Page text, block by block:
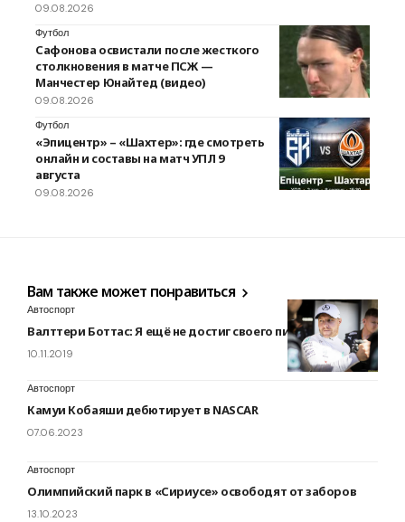
09.08.2026
Футбол
Сафонова освистали после жесткого
столкновения в матче ПСЖ —
Манчестер Юнайтед (видео)
09.08.2026
Футбол
«Эпицентр» – «Шахтер»: где смотреть
онлайн и составы на матч УПЛ 9
августа
09.08.2026
Вам также может понравиться
Автоспорт
Валттери Боттас: Я ещё не достиг своего пика
10.11.2019
Автоспорт
Камуи Кобаяши дебютирует в NASCAR
07.06.2023
Автоспорт
Олимпийский парк в «Сириусе» освободят от заборов
13.10.2023